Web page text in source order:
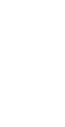
une
locales
usage